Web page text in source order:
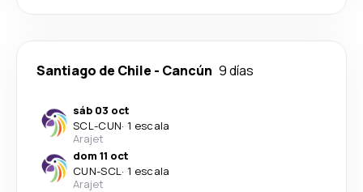
Santiago de Chile - Cancún 9 días
sáb 03 oct
SCL-CUN· 1 escala
Arajet
dom 11 oct
CUN-SCL· 1 escala
Arajet